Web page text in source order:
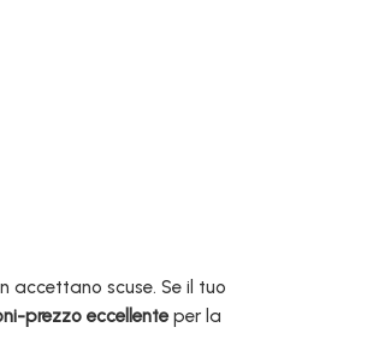
accettano scuse. Se il tuo
prezzo eccellenteper la